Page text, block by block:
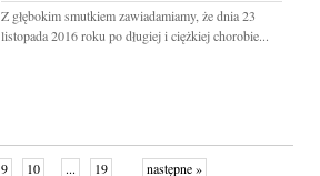
Z głębokim smutkiem zawiadamiamy, że dnia 23
listopada 2016 roku po długiej i ciężkiej chorobie...
9 10 ... 19 następne »